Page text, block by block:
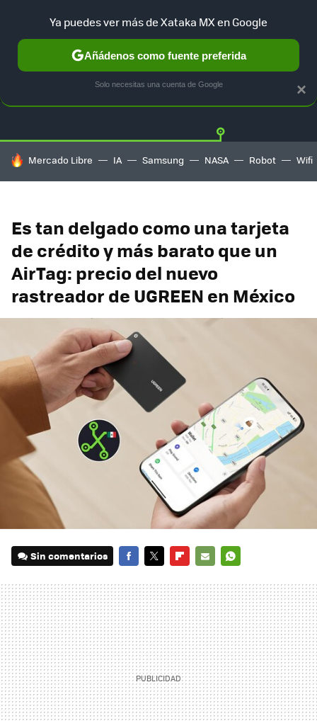
GUÍA DE COMPRAS MERCADO LIBRE
HOY SE HABLA DE
Mercado Libre IA Samsung NASA Robot Wifi
Es tan delgado como una tarjeta
de crédito y más barato que un
AirTag: precio del nuevo
rastreador de UGREEN en México
Sin comentarios
MAIL
×
Ya puedes ver más de Xataka MX en Google
Añádenos como fuente preferida
Solo necesitas una cuenta de Google